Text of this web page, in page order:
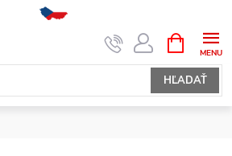
HĽADAŤ
KOŠÍK